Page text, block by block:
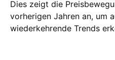
Dies zeigt die
vorherigen Jahren an, um
wiederkehrende Trends